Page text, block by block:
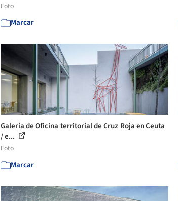
Foto
Marcar
Galería de Oficina territorial de Cruz Roja en Ceuta
/ e...
Foto
Marcar